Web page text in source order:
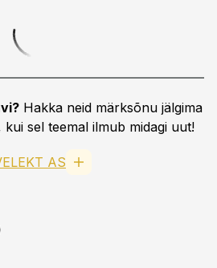
Hakka neid märksõnu jälgima
kui sel teemal ilmub midagi uut!
AS